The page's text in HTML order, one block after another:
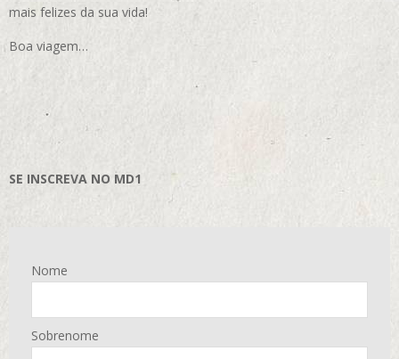
mais felizes da sua vida!
Boa viagem…
SE INSCREVA NO MD1
Nome
Sobrenome